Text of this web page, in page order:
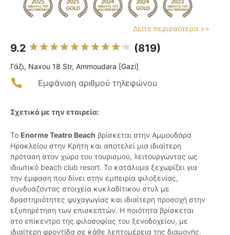
Δείτε περισσότερα >>
9.2 (819)
Γάζι, Naxou 18 Str, Ammoudara [Gazi]
Εμφάνιση αριθμού τηλεφώνου
Σχετικά με την εταιρεία:
Το Enorme Teatro Beach βρίσκεται στην Αμμουδάρα
Ηρακλείου στην Κρήτη και αποτελεί μια ιδιαίτερη
πρόταση στον χώρο του τουρισμού, λειτουργώντας ως
ιδιωτικό beach club resort. Το κατάλυμα ξεχωρίζει για
την έμφαση που δίνει στην εμπειρία φιλοξενίας,
συνδυάζοντας στοιχεία κυκλαδίτικου στυλ με
δραστηριότητες ψυχαγωγίας και ιδιαίτερη προσοχή στην
εξυπηρέτηση των επισκεπτών. Η ποιότητα βρίσκεται
στο επίκεντρο της φιλοσοφίας του ξενοδοχείου, με
ιδιαίτερη φροντίδα σε κάθε λεπτομέρεια της διαμονής.